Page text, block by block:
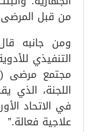
من قبل
ومن جانبه
التنفيذي
اللجنة، الذي
في الاتحاد
علاجية فعالة.”